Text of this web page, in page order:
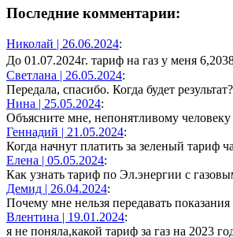
Последние комментарии:
Николай | 26.06.2024:
До 01.07.2024г. тариф на газ у меня
Светлана | 26.05.2024:
Передала, спасибо. Когда будет
Нина | 25.05.2024:
Объясните мне, непонятливому
Геннадий | 21.05.2024:
Когда начнут платить за зеленый тариф
Елена | 05.05.2024:
Как узнать тариф по Эл.энергии с
Демид | 26.04.2024:
Почему мне нельзя передавать
Влентина | 19.01.2024:
я не поняла,какой тариф за газ на 2023